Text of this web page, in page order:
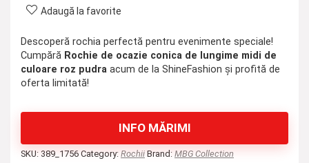
Adaugă la favorite
Descoperă rochia perfectă pentru evenimente speciale!
Cumpără Rochie de ocazie conica de lungime midi de
culoare roz pudra acum de la ShineFashion și profită de
oferta limitată!
INFO MĂRIMI
SKU: 389_1756 Category: Rochii Brand: MBG Collection